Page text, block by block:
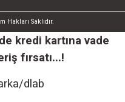
Hakları Saklıdır.
kredi kartına vade
fırsatı...!
dlab